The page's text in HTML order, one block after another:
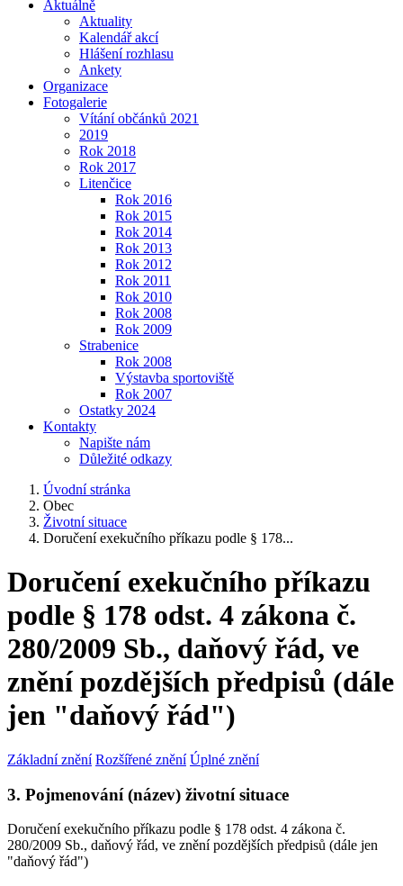
Aktuálně
Aktuality
Kalendář akcí
Hlášení rozhlasu
Ankety
Organizace
Fotogalerie
Vítání občánků 2021
2019
Rok 2018
Rok 2017
Litenčice
Rok 2016
Rok 2015
Rok 2014
Rok 2013
Rok 2012
Rok 2011
Rok 2010
Rok 2008
Rok 2009
Strabenice
Rok 2008
Výstavba sportoviště
Rok 2007
Ostatky 2024
Kontakty
Napište nám
Důležité odkazy
Úvodní stránka
Obec
Životní situace
Doručení exekučního příkazu podle § 178...
Doručení exekučního příkazu
podle § 178 odst. 4 zákona č.
280/2009 Sb., daňový řád, ve
znění pozdějších předpisů (dále
jen "daňový řád")
Základní znění Rozšířené znění Úplné znění
3. Pojmenování (název) životní situace
Doručení exekučního příkazu podle § 178 odst. 4 zákona č.
280/2009 Sb., daňový řád, ve znění pozdějších předpisů (dále jen
"daňový řád")